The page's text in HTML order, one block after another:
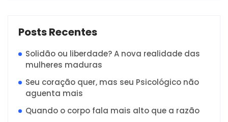
Posts Recentes
Solidão ou liberdade? A nova realidade das
mulheres maduras
Seu coração quer, mas seu Psicológico não
aguenta mais
Quando o corpo fala mais alto que a razão